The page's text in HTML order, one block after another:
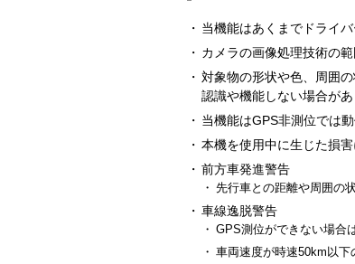
・ 当機能はあくまでドライ
・ カメラの画像処理技術の
・ 対象物の形状や色、周囲
認識や機能しない場合があ
・ 当機能はGPS非測位では動
・ 本機を使用中に生じた損
・ 前方車発進警告
・ 先行車との距離や周囲の
・ 車線逸脱警告
・ GPS測位ができない場合
・ 車両速度が時速50km以下